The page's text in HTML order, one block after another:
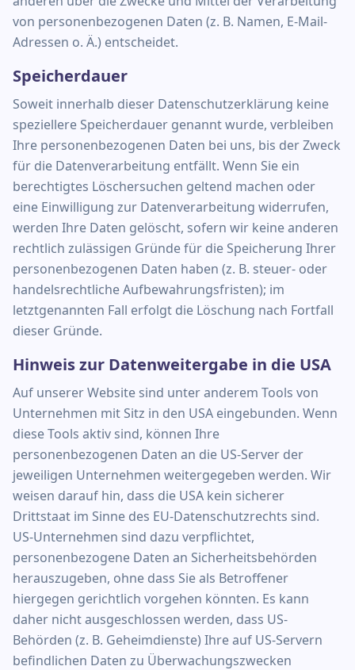
von personenbezogenen Daten (z. B. Namen, E-Mail-
Adressen o. Ä.) entscheidet.
Speicherdauer
Soweit innerhalb dieser Datenschutzerklärung keine
speziellere Speicherdauer genannt wurde, verbleiben
Ihre personenbezogenen Daten bei uns, bis der Zweck
für die Datenverarbeitung entfällt. Wenn Sie ein
berechtigtes Löschersuchen geltend machen oder
eine Einwilligung zur Datenverarbeitung widerrufen,
werden Ihre Daten gelöscht, sofern wir keine anderen
rechtlich zulässigen Gründe für die Speicherung Ihrer
personenbezogenen Daten haben (z. B. steuer- oder
handelsrechtliche Aufbewahrungsfristen); im
letztgenannten Fall erfolgt die Löschung nach Fortfall
dieser Gründe.
Hinweis zur Datenweitergabe in die USA
Auf unserer Website sind unter anderem Tools von
Unternehmen mit Sitz in den USA eingebunden. Wenn
diese Tools aktiv sind, können Ihre
personenbezogenen Daten an die US-Server der
jeweiligen Unternehmen weitergegeben werden. Wir
weisen darauf hin, dass die USA kein sicherer
Drittstaat im Sinne des EU-Datenschutzrechts sind.
US-Unternehmen sind dazu verpflichtet,
personenbezogene Daten an Sicherheitsbehörden
herauszugeben, ohne dass Sie als Betroffener
hiergegen gerichtlich vorgehen könnten. Es kann
daher nicht ausgeschlossen werden, dass US-
Behörden (z. B. Geheimdienste) Ihre auf US-Servern
befindlichen Daten zu Überwachungszwecken